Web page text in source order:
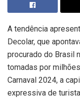
A tendência
Decolar, que
procurado do Brasil
tomadas por
Carnaval 2024, a
expressiva de